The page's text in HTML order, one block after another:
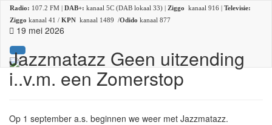
Radio: 107.2 FM | DAB+: kanaal 5C (DAB lokaal 33) | Ziggo kanaal 916 | Televisie:
Ziggo kanaal 41 / KPN kanaal 1489 /Odido kanaal 877
19 mei 2026
Jazzmatazz Geen uitzending
i..v.m. een Zomerstop
Op 1 september a.s. beginnen we weer met Jazzmatazz.